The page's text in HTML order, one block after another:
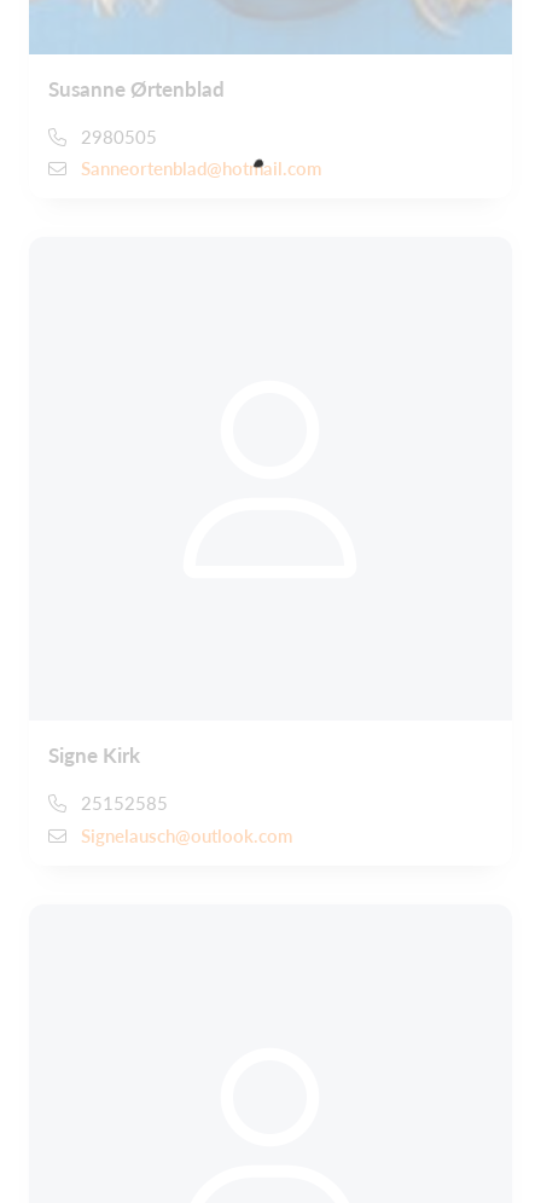
Susanne Ørtenblad
2980505
Sanneortenblad@hotmail.com
Signe Kirk
25152585
Signelausch@outlook.com